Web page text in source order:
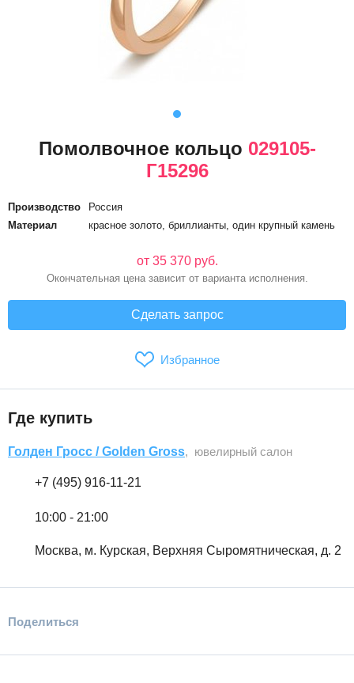
Помолвочное кольцо 029105-
Г15296
Производство
Россия
Материал
красное золото, бриллианты, один крупный камень
от 35 370 руб.
Окончательная цена зависит от варианта исполнения.
Сделать запрос
Избранное
Где купить
Голден Гросс / Golden Gross, ювелирный салон
+7 (495) 916-11-21
10:00 - 21:00
Москва, м. Курская, Верхняя Сыромятническая, д. 2
Поделиться